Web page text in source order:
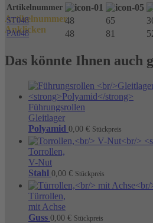
Artikelnummer
Anklicken
Artikelnummer
ST048
48 65
PA048 48 81
Das könnte Ihnen auch
Führungsrollen
Gleitlager
Polyamid 0,00 € Stückpreis
Torrollen,
V-Nut
Stahl 0,00 € Stückpreis
Türrollen,
mit Achse
Guss 0,00 € Stückpreis